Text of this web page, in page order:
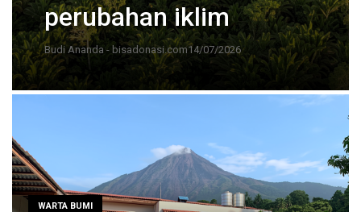
perubahan iklim
Budi Ananda - bisadonasi.com14/07/2026
WARTA BUMI